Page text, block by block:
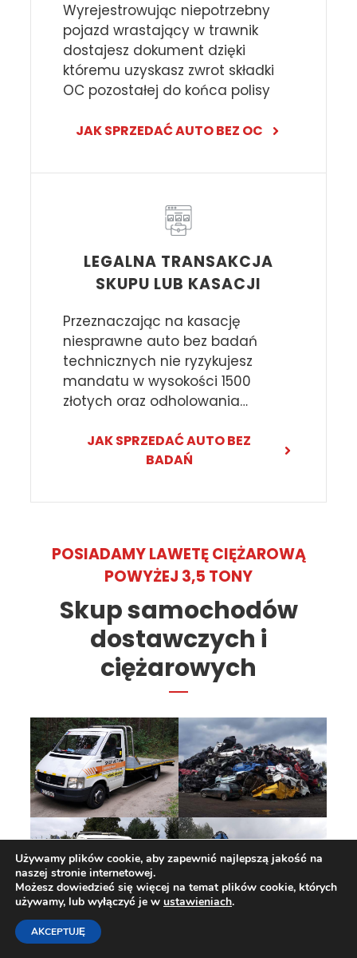
Wyrejestrowując niepotrzebny
pojazd wrastający w trawnik
dostajesz dokument dzięki
któremu uzyskasz zwrot składki
OC pozostałej do końca polisy
JAK SPRZEDAĆ AUTO BEZ OC
LEGALNA TRANSAKCJA
SKUPU LUB KASACJI
Przeznaczając na kasację
niesprawne auto bez badań
technicznych nie ryzykujesz
mandatu w wysokości 1500
złotych oraz odholowania…
JAK SPRZEDAĆ AUTO BEZ
BADAŃ
POSIADAMY LAWETĘ CIĘŻAROWĄ
POWYŻEJ 3,5 TONY
Skup samochodów
dostawczych i
ciężarowych
Używamy plików cookie, aby zapewnić najlepszą jakość na
naszej stronie internetowej.
Możesz dowiedzieć się więcej na temat plików cookie, których
używamy, lub wyłączyć je w ustawieniach.
AKCEPTUJĘ